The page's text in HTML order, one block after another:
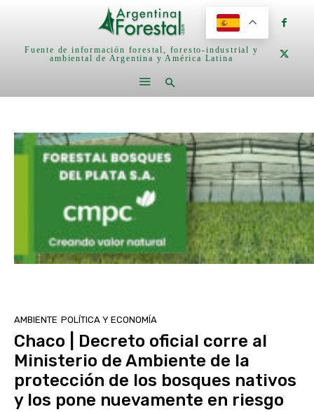
Fuente de información forestal, foresto-industrial y
ambiental de Argentina y América Latina
AMBIENTE POLÍTICA Y ECONOMÍA
Chaco | Decreto oficial corre al
Ministerio de Ambiente de la
protección de los bosques nativos
y los pone nuevamente en riesgo